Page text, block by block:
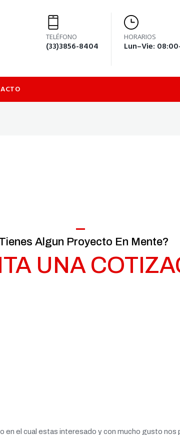
TELÉFONO
(33)3856-8404
HORARIOS
Lun–Vie:
Algun Proyecto En Mente?
UNA
el cual estas interesado y con mucho gusto nos